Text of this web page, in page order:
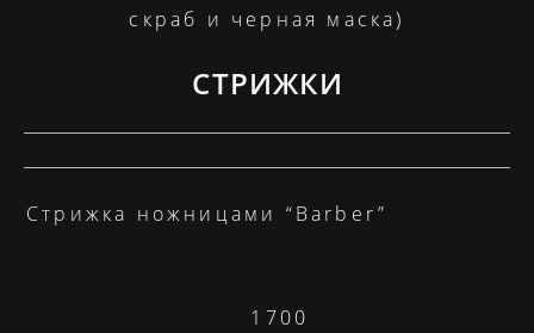
скраб и черная маска)
СТРИЖКИ
Стрижка ножницами “Barber”
1700